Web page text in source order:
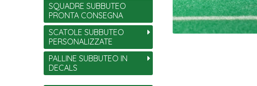
SQUADRE SUBBUTEO
PRONTA CONSEGNA
SCATOLE SUBBUTEO
PERSONALIZZATE
PALLINE SUBBUTEO IN
DECALS